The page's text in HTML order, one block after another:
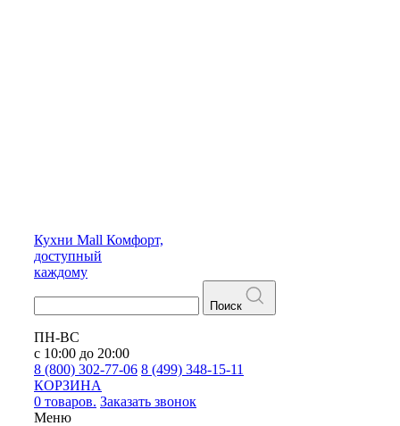
Кухни Mall Комфорт,
доступный
каждому
Поиск
ПН-ВС
с 10:00 до 20:00
8 (800) 302-77-06 8 (499) 348-15-11
КОРЗИНА
0 товаров. Заказать звонок
Меню